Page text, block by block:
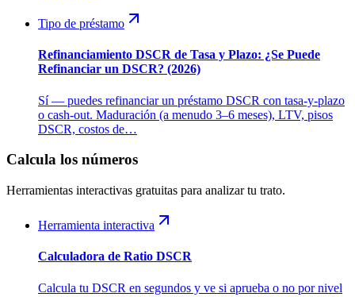
Tipo de préstamo
Refinanciamiento DSCR de Tasa y Plazo: ¿Se Puede
Refinanciar un DSCR? (2026)
Sí — puedes refinanciar un préstamo DSCR con tasa-y-plazo
o cash-out. Maduración (a menudo 3–6 meses), LTV, pisos
DSCR, costos de…
Calcula los números
Herramientas interactivas gratuitas para analizar tu trato.
Herramienta interactiva
Calculadora de Ratio DSCR
Calcula tu DSCR en segundos y ve si aprueba o no por nivel